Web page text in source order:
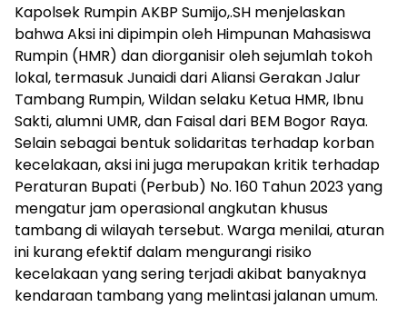
Kapolsek Rumpin AKBP Sumijo,.SH menjelaskan
bahwa Aksi ini dipimpin oleh Himpunan Mahasiswa
Rumpin (HMR) dan diorganisir oleh sejumlah tokoh
lokal, termasuk Junaidi dari Aliansi Gerakan Jalur
Tambang Rumpin, Wildan selaku Ketua HMR, Ibnu
Sakti, alumni UMR, dan Faisal dari BEM Bogor Raya.
Selain sebagai bentuk solidaritas terhadap korban
kecelakaan, aksi ini juga merupakan kritik terhadap
Peraturan Bupati (Perbub) No. 160 Tahun 2023 yang
mengatur jam operasional angkutan khusus
tambang di wilayah tersebut. Warga menilai, aturan
ini kurang efektif dalam mengurangi risiko
kecelakaan yang sering terjadi akibat banyaknya
kendaraan tambang yang melintasi jalanan umum.